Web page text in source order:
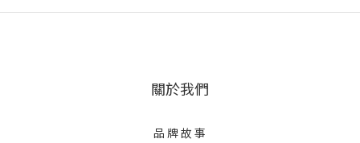
關於我們
品 牌 故 事